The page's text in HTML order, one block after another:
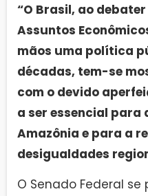
“O Brasil, ao
Assuntos
mãos uma política
décadas, tem-se
com o devido
a ser essencial para
Amazônia e para a
desigualdades
O Senado Federal